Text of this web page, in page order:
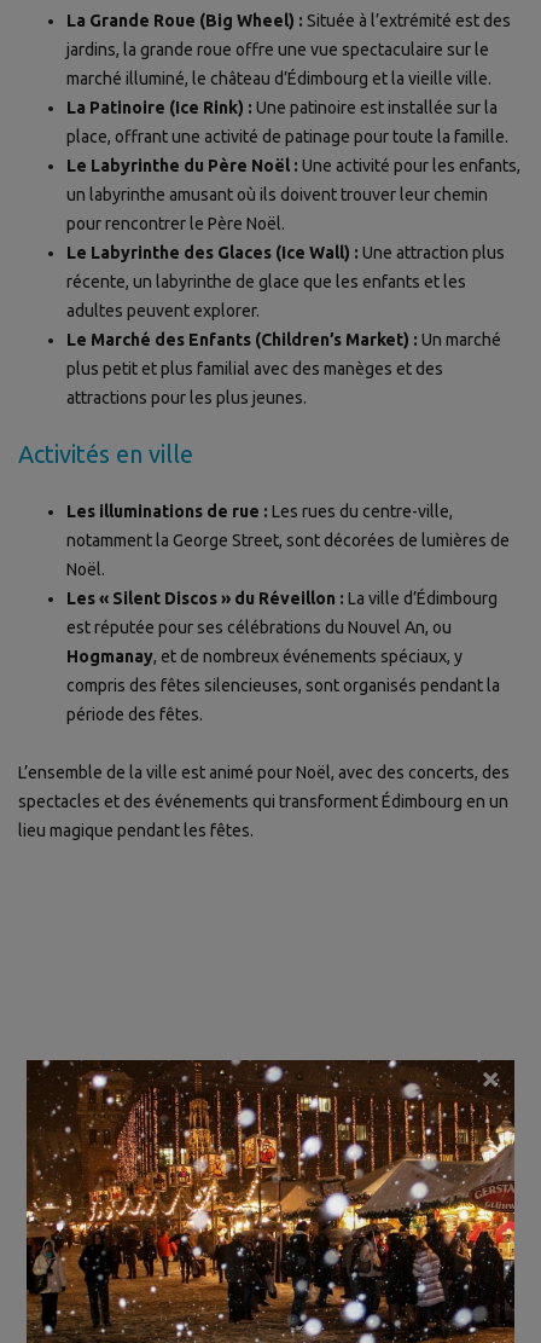
La Grande Roue (Big Wheel) : Située à l’extrémité est des
jardins, la grande roue offre une vue spectaculaire sur le
marché illuminé, le château d’Édimbourg et la vieille ville.
La Patinoire (Ice Rink) : Une patinoire est installée sur la
place, offrant une activité de patinage pour toute la famille.
Le Labyrinthe du Père Noël : Une activité pour les enfants,
un labyrinthe amusant où ils doivent trouver leur chemin
pour rencontrer le Père Noël.
Le Labyrinthe des Glaces (Ice Wall) : Une attraction plus
récente, un labyrinthe de glace que les enfants et les
adultes peuvent explorer.
Le Marché des Enfants (Children’s Market) : Un marché
plus petit et plus familial avec des manèges et des
attractions pour les plus jeunes.
Activités en ville
Les illuminations de rue : Les rues du centre-ville,
notamment la George Street, sont décorées de lumières de
Noël.
Les « Silent Discos » du Réveillon : La ville d’Édimbourg
est réputée pour ses célébrations du Nouvel An, ou
Hogmanay, et de nombreux événements spéciaux, y
compris des fêtes silencieuses, sont organisés pendant la
période des fêtes.
L’ensemble de la ville est animé pour Noël, avec des concerts, des
spectacles et des événements qui transforment Édimbourg en un
lieu magique pendant les fêtes.
×